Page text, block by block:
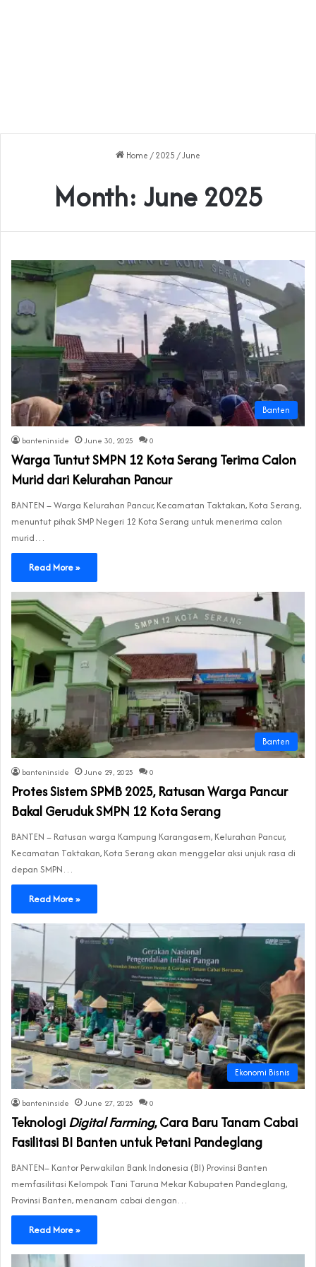
Home / 2025 /June
Month: June 2025
Banten
banteninside June 30, 2025 0
Warga Tuntut SMPN 12 Kota Serang Terima Calon
Murid dari Kelurahan Pancur
BANTEN – Warga Kelurahan Pancur, Kecamatan Taktakan, Kota Serang,
menuntut pihak SMP Negeri 12 Kota Serang untuk menerima calon
murid…
Read More »
Banten
banteninside June 29, 2025 0
Protes Sistem SPMB 2025, Ratusan Warga Pancur
Bakal Geruduk SMPN 12 Kota Serang
BANTEN – Ratusan warga Kampung Karangasem, Kelurahan Pancur,
Kecamatan Taktakan, Kota Serang akan menggelar aksi unjuk rasa di
depan SMPN…
Read More »
Ekonomi Bisnis
banteninside June 27, 2025 0
TeknologiDigital Farming, Cara Baru Tanam Cabai
Fasilitasi BI Banten untuk Petani Pandeglang
BANTEN– Kantor Perwakilan Bank Indonesia (BI) Provinsi Banten
memfasilitasi Kelompok Tani Taruna Mekar Kabupaten Pandeglang,
Provinsi Banten, menanam cabai dengan…
Read More »